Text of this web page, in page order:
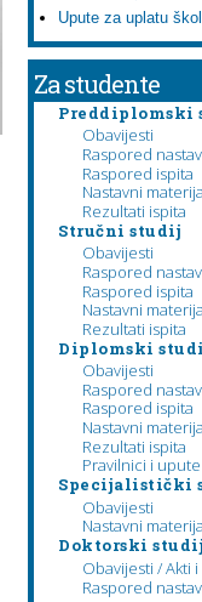
Upute za uplatu
Za studente
Preddiplomski
Obavijesti
Raspored
Raspored ispita
Nastavni
Rezultati ispita
Stručni studij
Obavijesti
Raspored
Raspored ispita
Nastavni
Rezultati ispita
Diplomski
Obavijesti
Raspored
Raspored ispita
Nastavni
Rezultati ispita
Pravilnici i upute
Specijalistički
Obavijesti
Nastavni
Doktorski studij
Obavijesti / Akti
Raspored